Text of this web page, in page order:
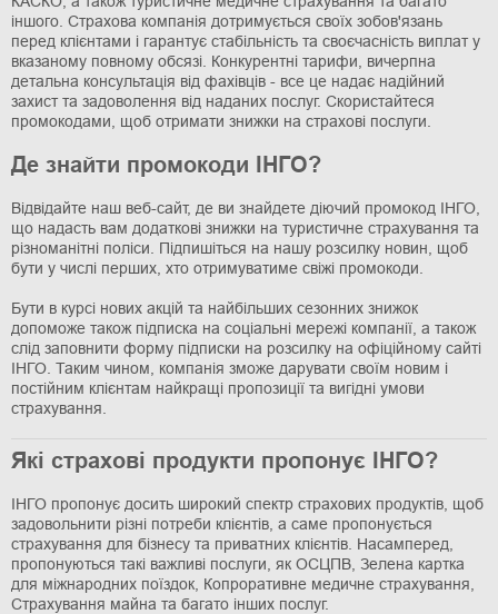
іншого. Страхова компанія дотримується своїх зобов'язань
перед клієнтами і гарантує стабільність та своєчасність виплат у
вказаному повному обсязі. Конкурентні тарифи, вичерпна
детальна консультація від фахівців - все це надає надійний
захист та задоволення від наданих послуг. Скористайтеся
промокодами, щоб отримати знижки на страхові послуги.
Де знайти промокоди ІНГО?
Відвідайте наш веб-сайт, де ви знайдете діючий промокод ІНГО,
що надасть вам додаткові знижки на туристичне страхування та
різноманітні поліси. Підпишіться на нашу розсилку новин, щоб
бути у числі перших, хто отримуватиме свіжі промокоди.
Бути в курсі нових акцій та найбільших сезонних знижок
допоможе також підписка на соціальні мережі компанії, а також
слід заповнити форму підписки на розсилку на офіційному сайті
ІНГО. Таким чином, компанія зможе дарувати своїм новим і
постійним клієнтам найкращі пропозиції та вигідні умови
страхування.
Які страхові продукти пропонує ІНГО?
ІНГО пропонує досить широкий спектр страхових продуктів, щоб
задовольнити різні потреби клієнтів, а саме пропонується
страхування для бізнесу та приватних клієнтів. Насамперед,
пропонуються такі важливі послуги, як ОСЦПВ, Зелена картка
для міжнародних поїздок, Копроративне медичне страхування,
Страхування майна та багато інших послуг.